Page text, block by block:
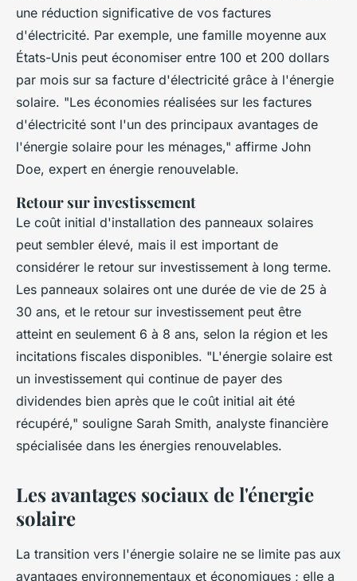
une réduction significative de vos factures
d'électricité. Par exemple, une famille moyenne aux
États-Unis peut économiser entre 100 et 200 dollars
par mois sur sa facture d'électricité grâce à l'énergie
solaire. "Les économies réalisées sur les factures
d'électricité sont l'un des principaux avantages de
l'énergie solaire pour les ménages," affirme John
Doe, expert en énergie renouvelable.
Retour sur investissement
Le coût initial d'installation des panneaux solaires
peut sembler élevé, mais il est important de
considérer le retour sur investissement à long terme.
Les panneaux solaires ont une durée de vie de 25 à
30 ans, et le retour sur investissement peut être
atteint en seulement 6 à 8 ans, selon la région et les
incitations fiscales disponibles. "L'énergie solaire est
un investissement qui continue de payer des
dividendes bien après que le coût initial ait été
récupéré," souligne Sarah Smith, analyste financière
spécialisée dans les énergies renouvelables.
Les avantages sociaux de l'énergie
solaire
La transition vers l'énergie solaire ne se limite pas aux
avantages environnementaux et économiques ; elle a